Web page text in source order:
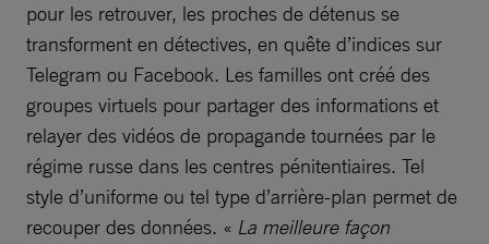
pour les retrouver, les proches de détenus se
transforment en détectives, en quête d’indices sur
Telegram ou Facebook. Les familles ont créé des
groupes virtuels pour partager des informations et
relayer des vidéos de propagande tournées par le
régime russe dans les centres pénitentiaires. Tel
style d’uniforme ou tel type d’arrière-plan permet de
recouper des données. « La meilleure façon